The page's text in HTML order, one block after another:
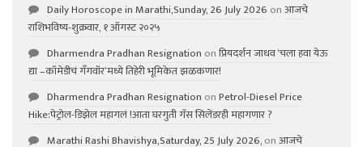
Daily Horoscope in Marathi,Sunday, 26 July 2026 onआजचे
राशिभविष्य-शुक्रवार, १ ऑगस्ट २०२५
Dharmendra Pradhan Resignation onप्रियदर्शन जाधव ‘चला हवा येऊ
द्या –कॉमेडीचं गॅंगवॉर’मध्ये तिहेरी भूमिकेत झळकणार!
Dharmendra Pradhan Resignation onPetrol-Diesel Price
Hike:पेट्रोल-डिझेल महागलं !आता घरगुती गॅस सिलेंडरही महागणार ?
Marathi Rashi Bhavishya,Saturday, 25 July 2026,onआजचे